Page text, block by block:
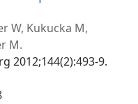
W, Kukucka M,
M.
2012;144(2):493-9.